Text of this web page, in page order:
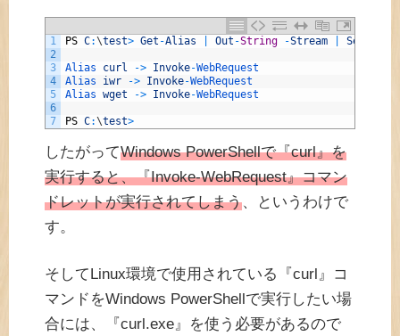
1
2
3
4
5
6
7
PS C:\test> Get -Alias Out -String -Stream Select
Alias curl -> Invoke-WebRequest
Alias iwr -> Invoke-WebRequest
Alias wget -> Invoke-WebRequest
PS C:\test>
したがってWindows PowerShellで『curl』を
実行すると、『Invoke-WebRequest』コマン
ドレットが実行されてしまう、というわけで
す。
そしてLinux環境で使用されている『curl』コ
マンドをWindows PowerShellで実行したい場
合には、『curl.exe』を使う必要があるので